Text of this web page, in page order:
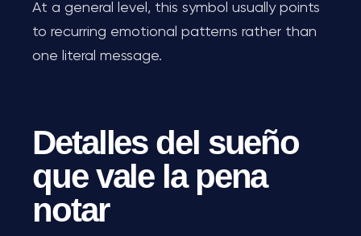
At a general level, this symbol usually points
to recurring emotional patterns rather than
one literal message.
Detalles del sueño
que vale la pena
notar